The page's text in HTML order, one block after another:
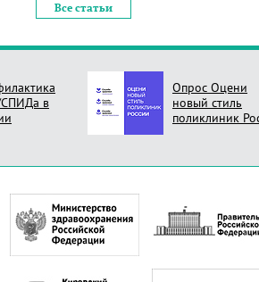
Все статьи
в
Опрос Оцени
новый стиль
поликлиник